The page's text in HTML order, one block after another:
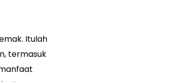
Itulah
termasuk